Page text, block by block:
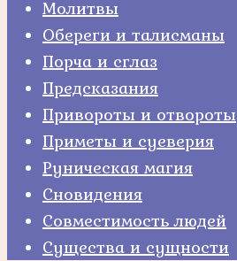
Молитвы
Обереги и талисманы
Порча и сглаз
Предсказания
Привороты и отвороты
Приметы и суеверия
Руническая магия
Сновидения
Совместимость людей
Существа и сущности